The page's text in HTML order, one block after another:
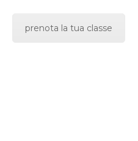
prenota la tua classe